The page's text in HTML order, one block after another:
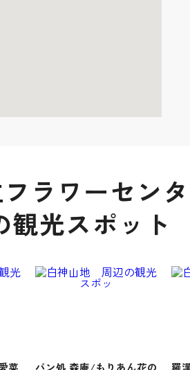
ラワーセンタ
観光スポット
菜 パン処 森庵/もりあん花の 羅